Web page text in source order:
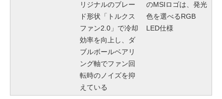
リジナルのブレー
ド形状「トルクス
ファン2.0」で冷却
効率を向上し、ダ
ブルボールベアリ
ング軸でファン回
転時のノイズを抑
えている
のMSIロゴは、発光
色を選べるRGB
LED仕様